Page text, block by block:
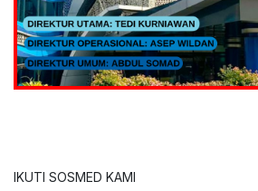
IKUTI SOSMED KAMI